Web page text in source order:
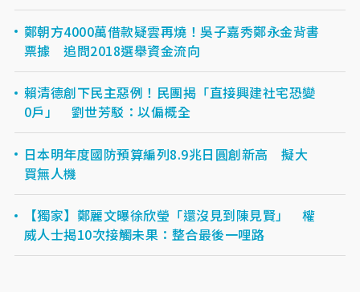
鄭朝方4000萬借款疑雲再燒！吳子嘉秀鄭永金背書
票據 追問2018選舉資金流向
賴清德創下民主惡例！民團揭「直接興建社宅恐變
0戶」 劉世芳駁：以偏概全
日本明年度國防預算編列8.9兆日圓創新高 擬大
買無人機
【獨家】鄭麗文曝徐欣瑩「還沒見到陳見賢」 權
威人士揭10次接觸未果：整合最後一哩路